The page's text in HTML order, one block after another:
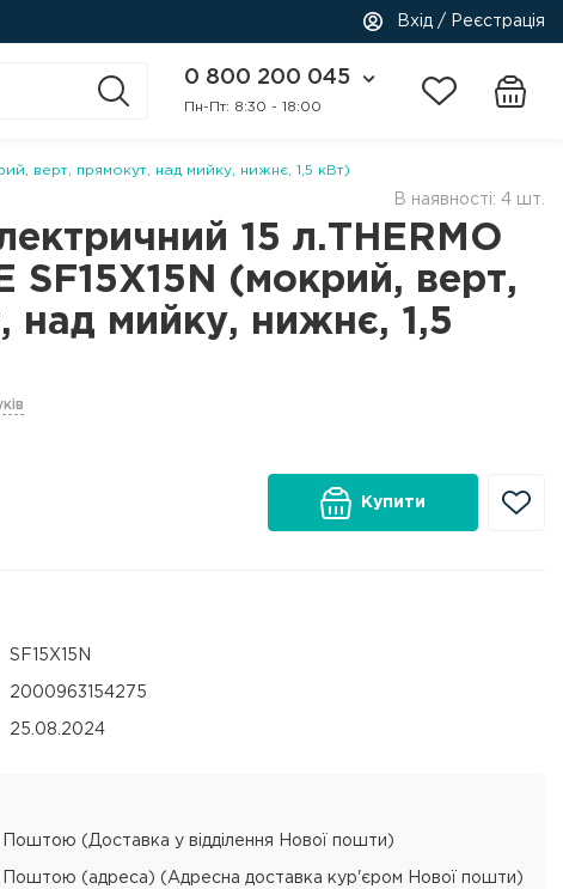
Вхід / Реєстрація
0 800 200 045
Пн-Пт: 8:30 - 18:00
верт, прямокут, над мийку, нижнє, 1,5 кВт)
В наявності: 4 шт.
15 л.THERMO
SF15X15N (мокрий, верт,
над мийку, нижнє, 1,5
Купити
SF15X15N
2000963154275
25.08.2024
(Доставка у відділення Нової пошти)
(адреса) (Адресна доставка кур'єром Нової пошти)